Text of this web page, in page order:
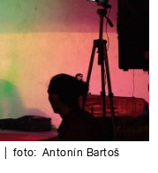
foto: Antonín Bartoš